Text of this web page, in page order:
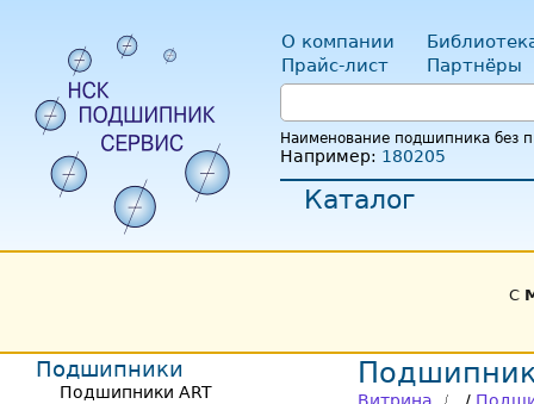
О компании
Прайс-лист
Партнёры
Наименование подшипника без
Например: 180205
Каталог
С
Подшипники
Подшипники ART